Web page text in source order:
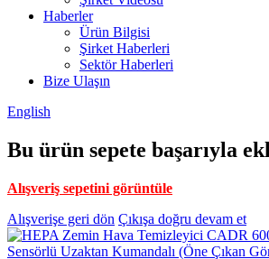
Haberler
Ürün Bilgisi
Şirket Haberleri
Sektör Haberleri
Bize Ulaşın
English
Bu ürün sepete başarıyla
Alışveriş sepetini görüntüle
Alışverişe geri dön Çıkışa doğru devam et